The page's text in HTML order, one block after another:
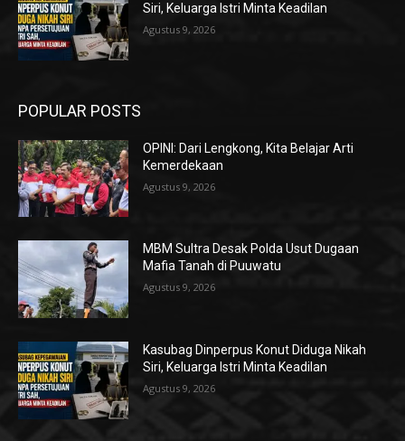
Siri, Keluarga Istri Minta Keadilan
Agustus 9, 2026
POPULAR POSTS
OPINI: Dari Lengkong, Kita Belajar Arti
Kemerdekaan
Agustus 9, 2026
MBM Sultra Desak Polda Usut Dugaan
Mafia Tanah di Puuwatu
Agustus 9, 2026
Kasubag Dinperpus Konut Diduga Nikah
Siri, Keluarga Istri Minta Keadilan
Agustus 9, 2026